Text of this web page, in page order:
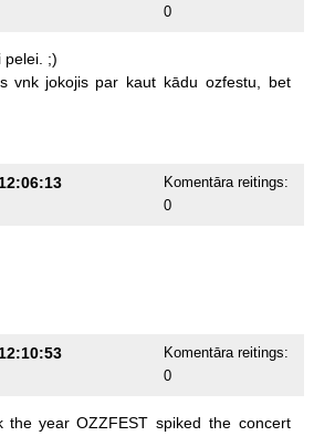
0
pelei. ;)
vnk jokojis par kaut kādu ozfestu,
bet
Komentāra reitings:
0
Komentāra reitings:
0
the year OZZFEST spiked the concert